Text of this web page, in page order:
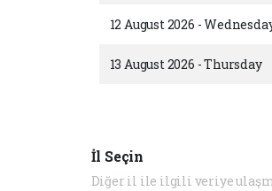
12 August 2026 -
13 August 2026 - Thursday
İl Seçin
Diğer il ile ilgili veriye